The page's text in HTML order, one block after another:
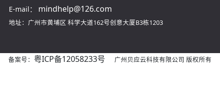
E-mail：
mindhelp@126.com
地址：广州市黄埔区 科学大道162号创意大厦B3栋1203
备案号： 粤ICP备12058233号 广州贝应云科技有限公司 版权所有